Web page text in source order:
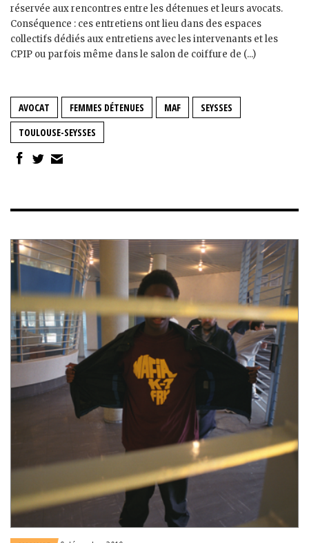
réservée aux rencontres entre les détenues et leurs avocats.
Conséquence : ces entretiens ont lieu dans des espaces
collectifs dédiés aux entretiens avec les intervenants et les
CPIP ou parfois même dans le salon de coiffure de (...)
AVOCAT FEMMES DÉTENUES MAF
SEYSSES
TOULOUSE-SEYSSES